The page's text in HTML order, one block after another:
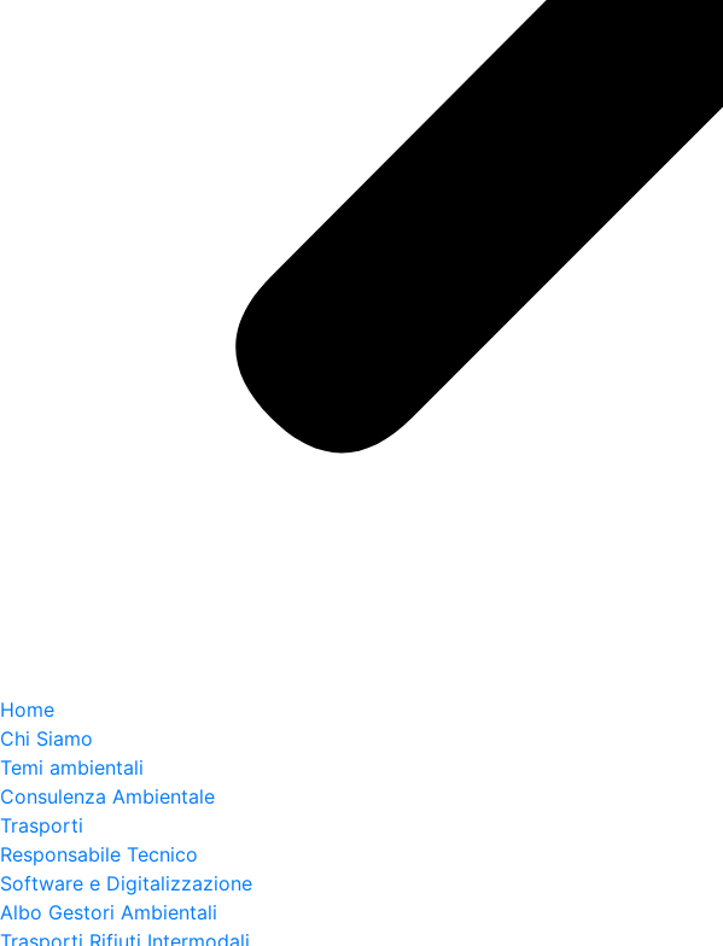
Home
Chi Siamo
Temi ambientali
Consulenza Ambientale
Trasporti
Responsabile Tecnico
Software e Digitalizzazione
Albo Gestori Ambientali
Trasporti Rifiuti Intermodali